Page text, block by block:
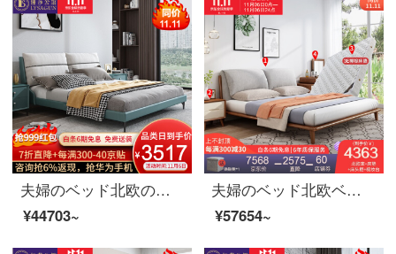
夫婦のベッド北欧の軽奢な布芸ダブルベッド1.8メートル現代簡単な寝室のシングル1.5メートルの木のベッドの家具のベッド+マットレス+マットレス*2 1800*2000
¥44703~
夫婦のベッド北欧ベッドのダブルベッド1.8メートルのシンプルなベッドルームで、布芸ベッドの逸品家具ベッド+マットレス+マットレス1つ+008化粧台のベンチセット1800*2000
¥57654~